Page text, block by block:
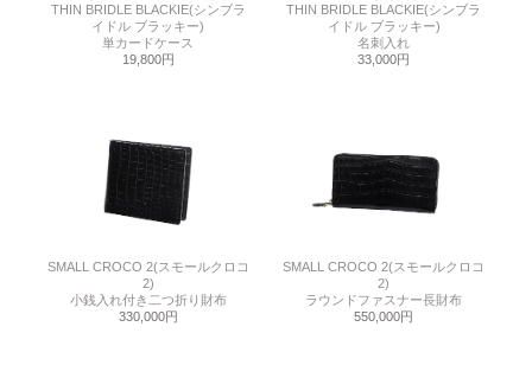
THIN BRIDLE BLACKIE(シンブラ
イドル ブラッキー)
単カードケース
19,800円
THIN BRIDLE BLACKIE(シンブラ
イドル ブラッキー)
名刺入れ
33,000円
SMALL CROCO 2(スモールクロコ
2)
小銭入れ付き二つ折り財布
330,000円
SMALL CROCO 2(スモールクロコ
2)
ラウンドファスナー長財布
550,000円